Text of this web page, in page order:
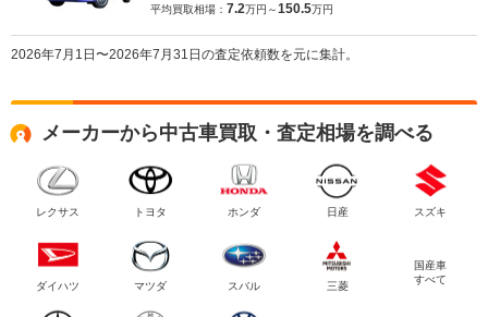
平均買取相場： 7.2万円～150.5万円
2026年7月1日〜2026年7月31日の査定依頼数を元に集計。
メーカーから中古車買取・査定相場を調べる
レクサス トヨタ ホンダ 日産 スズキ
ダイハツ マツダ スバル 三菱
国産車
すべて